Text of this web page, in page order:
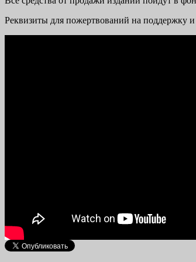
Реквизиты для пожертвований на поддержку